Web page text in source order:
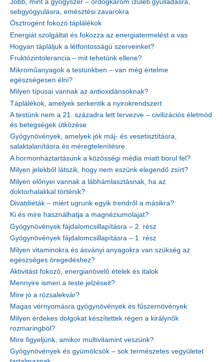
Jobb, mint a gyógyszer – ördögkarom ízületi gyulladásra,
sebgyógyulásra, emésztési zavarokra
Ösztrogént fokozó táplálékok
Energiát szolgáltat és fokozza az energiatermelést a vas
Hogyan tápláljuk a létfontosságú szerveinket?
Fruktózintolerancia – mit tehetünk ellene?
Mikroműanyagok a testünkben – van még értelme
egészségesen élni?
Milyen típusai vannak az antioxidánsoknak?
Táplálékok, amelyek serkentik a nyirokrendszert
A testünk nem a 21. századra lett tervezve – civilizációs életmód
és betegségek ütközése
Gyógynövények, amelyek jók máj- és vesetisztításra,
salaktalanításra és méregtelenítésre
A hormonháztartásunk a közösségi média miatt borul fel?
Milyen jelekből látszik, hogy nem eszünk elegendő zsírt?
Milyen előnyei vannak a lábhámlasztásnak, ha az
doktorhalakkal történik?
Divatdiéták – miért ugrunk egyik trendről a másikra?
Ki és mire használhatja a magnéziumolajat?
Gyógynövények fájdalomcsillapításra – 2. rész
Gyógynövények fájdalomcsillapításra – 1. rész
Milyen vitaminokra és ásványi anyagokra van szükség az
egészséges öregedéshez?
Aktivitást fokozó, energianövelő ételek és italok
Mennyire ismeri a teste jelzéseit?
Mire jó a rózsalekvár?
Magas vérnyomásra gyógynövények és fűszernövények
Milyen érdekes dolgokat készítettek régen a királynők
rozmaringból?
Mire figyeljünk, amikor multivitamint veszünk?
Gyógynövények és gyümölcsök – sok természetes vegyületet